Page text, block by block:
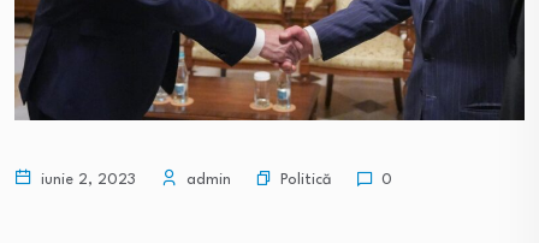
iunie 2, 2023 admin Politică 0